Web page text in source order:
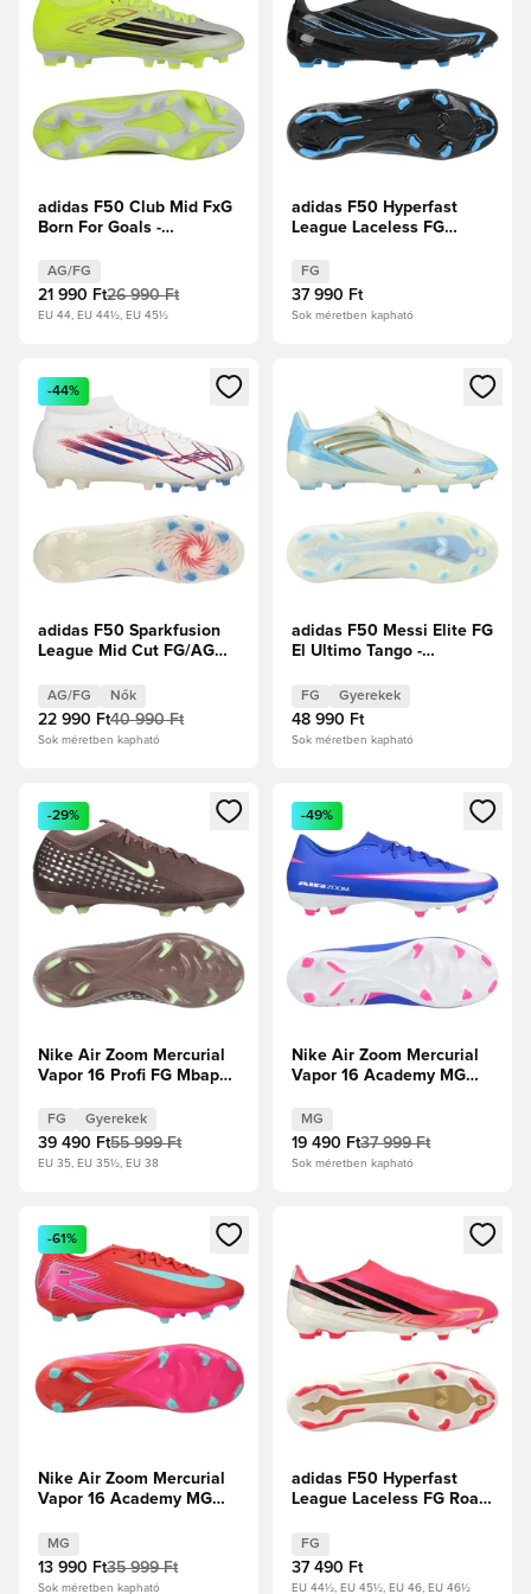
adidas F50 Club Mid FxG
Born For Goals -
Élénkpiros
AG/FG
21 990 Ft26 990 Ft
EU 44, EU 44½, EU 45½
adidas F50 Hyperfast
League Laceless FG
FG
37 990 Ft
Sok méretben kapható
Megnyit egy modált a bejelentkezéshez vagy a tagként
-44%
adidas F50 Sparkfusion
League Mid Cut FG/AG
cipők/Királykék/
Élénkpiros Női
AG/FG Nők
22 990 Ft40 990 Ft
Sok méretben kapható
Megnyit egy modált a
adidas F50 Messi Elite FG
El Ultimo Tango -
ragyogás/Icey Blue
Gyerek
FG Gyerekek
48 990 Ft
Sok méretben kapható
Megnyit egy modált a bejelentkezéshez vagy a tagként
-29%
Nike Air Zoom Mercurial
Vapor 16 Profi FG Mbappé
Eclipse/Metál ezüst
Gyerek
FG Gyerekek
39 490 Ft55 999 Ft
EU 35, EU 35½, EU 38
Megnyit egy modált a
-49%
Nike Air Zoom Mercurial
Vapor 16 Academy MG
MG
19 490 Ft37 999 Ft
Sok méretben kapható
Megnyit egy modált a bejelentkezéshez vagy a tagként
-61%
Nike Air Zoom Mercurial
Vapor 16 Academy MG
Glow/Aurora Green
MG
13 990 Ft35 999 Ft
Sok méretben kapható
Megnyit egy modált a
adidas F50 Hyperfast
League Laceless FG Road
Turbo/Core Black/Arany
metál
FG
37 490 Ft
EU 44½, EU 45½, EU 46, EU 46½